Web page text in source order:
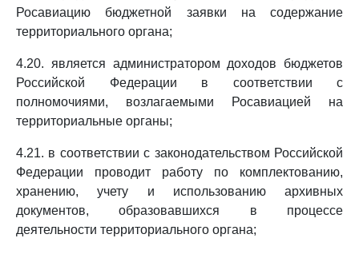
Росавиацию бюджетной заявки на содержание
территориального органа;
4.20. является администратором доходов бюджетов
Российской Федерации в соответствии с
полномочиями, возлагаемыми Росавиацией на
территориальные органы;
4.21. в соответствии с законодательством Российской
Федерации проводит работу по комплектованию,
хранению, учету и использованию архивных
документов, образовавшихся в процессе
деятельности территориального органа;